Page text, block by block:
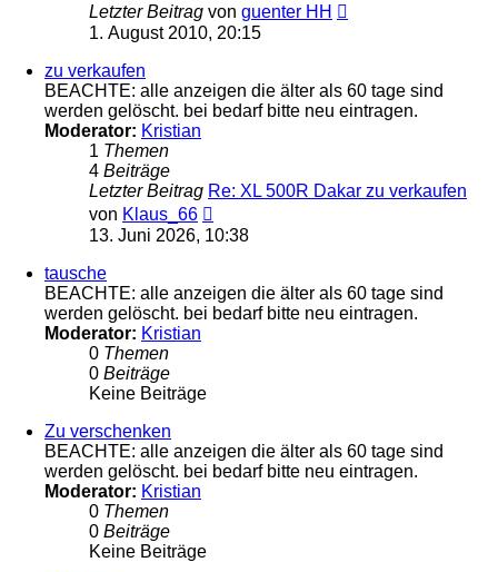
Letzter Beitrag von guenter HH
1. August 2010, 20:15
zu verkaufen
BEACHTE: alle anzeigen die älter als 60 tage sind
werden gelöscht. bei bedarf bitte neu eintragen.
Moderator: Kristian
1 Themen
4 Beiträge
Letzter Beitrag Re: XL 500R Dakar zu verkaufen
von Klaus_66
Beitrag
13. Juni 2026, 10:38
tausche
BEACHTE: alle anzeigen die älter als 60 tage sind
werden gelöscht. bei bedarf bitte neu eintragen.
Moderator: Kristian
0 Themen
0 Beiträge
Keine Beiträge
Zu verschenken
BEACHTE: alle anzeigen die älter als 60 tage sind
werden gelöscht. bei bedarf bitte neu eintragen.
Moderator: Kristian
0 Themen
0 Beiträge
Keine Beiträge